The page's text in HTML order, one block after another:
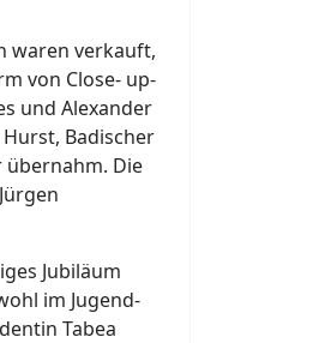
waren verkauft,
von Close- up-
und Alexander
Badischer
übernahm. Die
Jubiläum
im Jugend-
Tabea